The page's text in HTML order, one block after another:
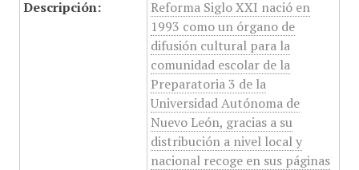
Descripción:
Reforma Siglo XXI nació en
1993 como un órgano de
difusión cultural para la
comunidad escolar de la
Preparatoria 3 de la
Universidad Autónoma de
Nuevo León, gracias a su
distribución a nivel local y
nacional recoge en sus páginas